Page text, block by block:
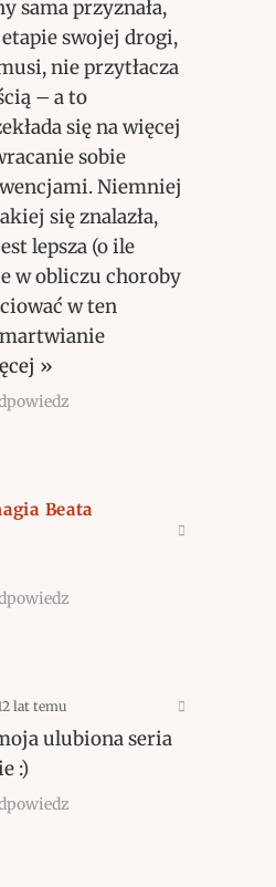
sama przyznała,
swojej drogi,
nie przytłacza
– a to
się na więcej
sobie
Niemniej
się znalazła,
lepsza (o ile
w obliczu choroby
w ten
»
Beata
lat temu
ulubiona seria
:)